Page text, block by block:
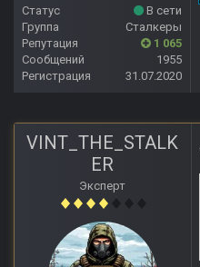
Статус
В сети
Группа
Сталкеры
Репутация
1 065
Сообщений
1955
Регистрация
31.07.2020
VINT_THE_STALK
ER
Эксперт